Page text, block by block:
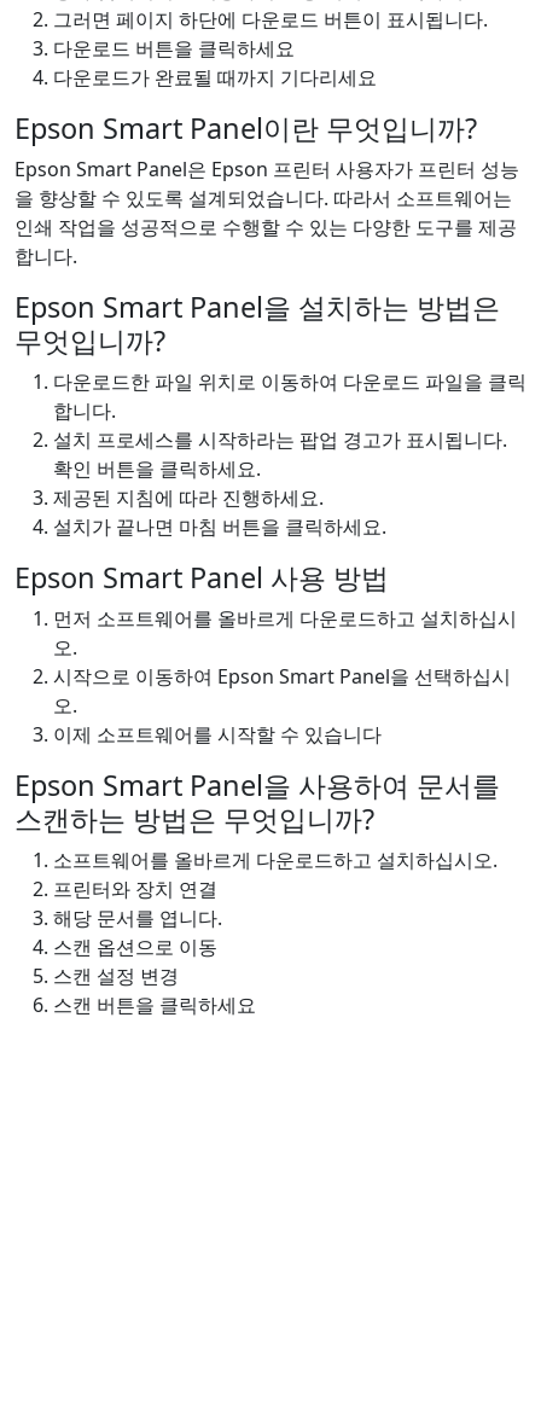
그러면 페이지 하단에 다운로드 버튼이 표시됩니다.
다운로드 버튼을 클릭하세요
다운로드가 완료될 때까지 기다리세요
Epson Smart Panel이란 무엇입니까?
Epson Smart Panel은 Epson 프린터 사용자가 프린터 성능
을 향상할 수 있도록 설계되었습니다. 따라서 소프트웨어는
인쇄 작업을 성공적으로 수행할 수 있는 다양한 도구를 제공
합니다.
Epson Smart Panel을 설치하는 방법은
무엇입니까?
다운로드한 파일 위치로 이동하여 다운로드 파일을 클릭
합니다.
설치 프로세스를 시작하라는 팝업 경고가 표시됩니다.
확인 버튼을 클릭하세요.
제공된 지침에 따라 진행하세요.
설치가 끝나면 마침 버튼을 클릭하세요.
Epson Smart Panel 사용 방법
먼저 소프트웨어를 올바르게 다운로드하고 설치하십시
오.
시작으로 이동하여 Epson Smart Panel을 선택하십시
오.
이제 소프트웨어를 시작할 수 있습니다
Epson Smart Panel을 사용하여 문서를
스캔하는 방법은 무엇입니까?
소프트웨어를 올바르게 다운로드하고 설치하십시오.
프린터와 장치 연결
해당 문서를 엽니다.
스캔 옵션으로 이동
스캔 설정 변경
스캔 버튼을 클릭하세요